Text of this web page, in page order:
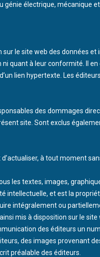
génie électrique, mécanique
le site web des données
quant à leur conformité. Il
lien hypertexte. Les
des dommages
site. Sont exclus
à tout moment
les textes, images,
intellectuelle, et est la
intégralement ou
mis à disposition sur le
des éditeurs un
des images provenant
préalable des éditeurs.